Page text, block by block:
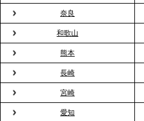
プレスリリースのご案内｜
バー」に！福利厚生・社内
バーテンダー》サービスを開
2026.1.26
プレスリリースのご案内｜
まない。職場のバレンタイ
厚生”化。採用にも効く新ス
奈良
和歌山
熊本
長崎
宮崎
愛知